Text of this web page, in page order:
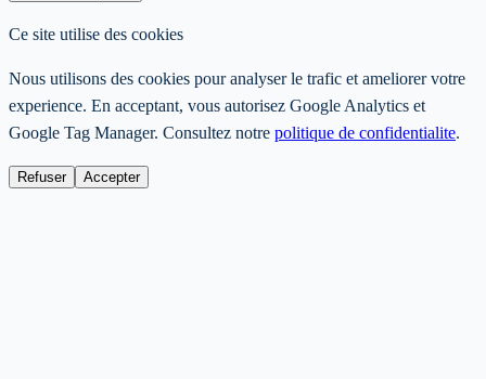
Ce site utilise des cookies
Nous utilisons des cookies pour analyser le trafic et ameliorer votre
experience. En acceptant, vous autorisez Google Analytics et
Google Tag Manager. Consultez notre politique de confidentialite.
Refuser Accepter